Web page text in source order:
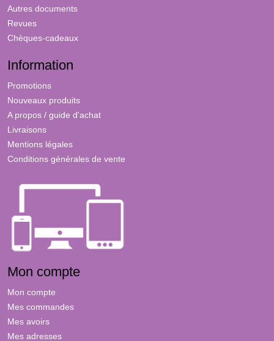
Autres documents
Revues
Chèques-cadeaux
Information
Promotions
Nouveaux produits
A propos / guide d'achat
Livraisons
Mentions légales
Conditions générales de vente
Mon compte
Mon compte
Mes commandes
Mes avoirs
Mes adresses